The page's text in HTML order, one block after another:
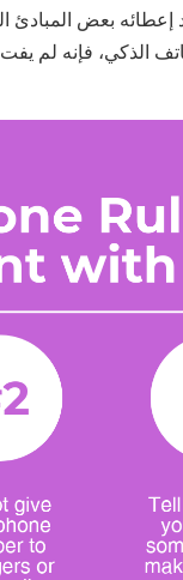
إعطائه بعض
الذكي، فإنه لم